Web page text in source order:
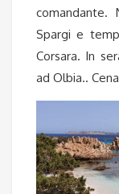
comandante.
Spargi e
Corsara. In
ad Olbia..